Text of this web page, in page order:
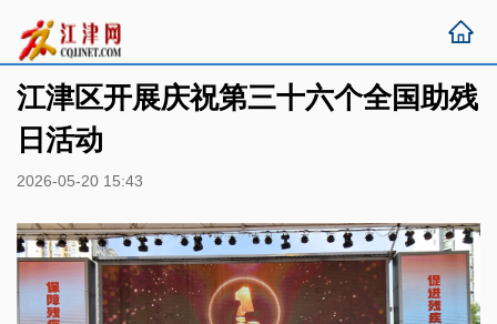
江津区开展庆祝第三十六个全国助残
日活动
2026-05-20 15:43